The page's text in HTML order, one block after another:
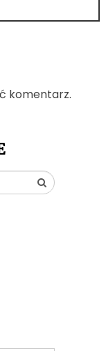
komentarz.